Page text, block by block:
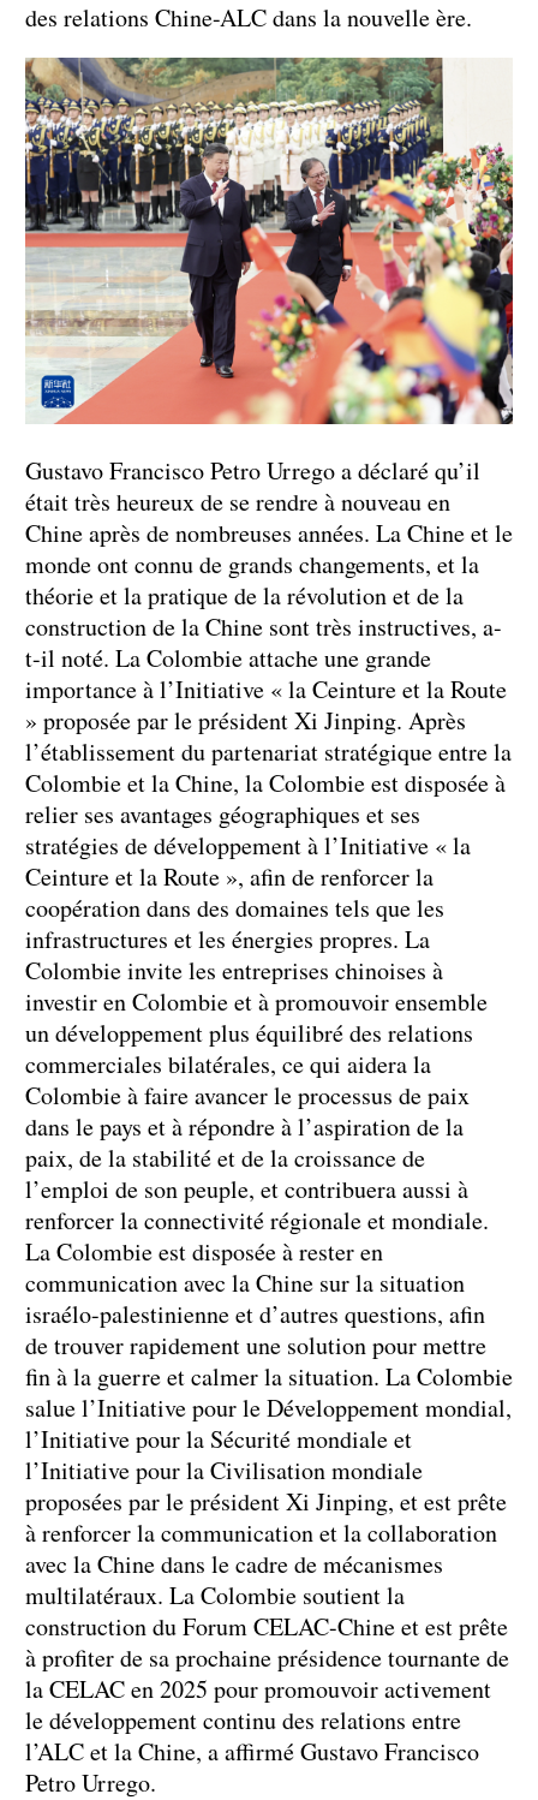
des relations Chine-ALC dans la nouvelle ère.
Gustavo Francisco Petro Urrego a déclaré qu’il
était très heureux de se rendre à nouveau en
Chine après de nombreuses années. La Chine et le
monde ont connu de grands changements, et la
théorie et la pratique de la révolution et de la
construction de la Chine sont très instructives, a-
t-il noté. La Colombie attache une grande
importance à l’Initiative « la Ceinture et la Route
» proposée par le président Xi Jinping. Après
l’établissement du partenariat stratégique entre la
Colombie et la Chine, la Colombie est disposée à
relier ses avantages géographiques et ses
stratégies de développement à l’Initiative « la
Ceinture et la Route », afin de renforcer la
coopération dans des domaines tels que les
infrastructures et les énergies propres. La
Colombie invite les entreprises chinoises à
investir en Colombie et à promouvoir ensemble
un développement plus équilibré des relations
commerciales bilatérales, ce qui aidera la
Colombie à faire avancer le processus de paix
dans le pays et à répondre à l’aspiration de la
paix, de la stabilité et de la croissance de
l’emploi de son peuple, et contribuera aussi à
renforcer la connectivité régionale et mondiale.
La Colombie est disposée à rester en
communication avec la Chine sur la situation
israélo-palestinienne et d’autres questions, afin
de trouver rapidement une solution pour mettre
fin à la guerre et calmer la situation. La Colombie
salue l’Initiative pour le Développement mondial,
l’Initiative pour la Sécurité mondiale et
l’Initiative pour la Civilisation mondiale
proposées par le président Xi Jinping, et est prête
à renforcer la communication et la collaboration
avec la Chine dans le cadre de mécanismes
multilatéraux. La Colombie soutient la
construction du Forum CELAC-Chine et est prête
à profiter de sa prochaine présidence tournante de
la CELAC en 2025 pour promouvoir activement
le développement continu des relations entre
l’ALC et la Chine, a affirmé Gustavo Francisco
Petro Urrego.